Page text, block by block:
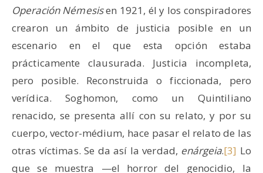
Operación Némesisen 1921, él y los conspiradores
crearon un ámbito de justicia posible en un
escenario en el que esta opción estaba
prácticamente clausurada. Justicia incompleta,
pero posible. Reconstruida o ficcionada, pero
verídica. Soghomon, como un Quintiliano
renacido, se presenta allí con su relato, y por su
cuerpo, vector-médium, hace pasar el relato de las
otras víctimas. Se da así la verdad, enárgeia.[3] Lo
que se muestra —el horror del genocidio, la